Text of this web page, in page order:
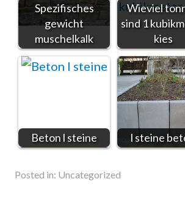
Spezifisches
gewicht
muschelkalk
Wieviel
sind 1
kies
Beton l steine l steine
Posted in: Uncategorized